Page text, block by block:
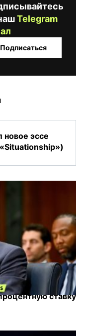
Telegram
Подписаться
новое эссе
ставку